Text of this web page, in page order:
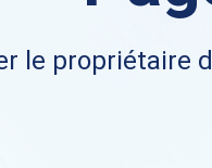
le propriétaire